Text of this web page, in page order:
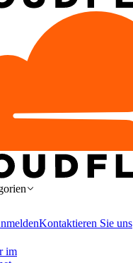
Kontaktieren Sie uns
im